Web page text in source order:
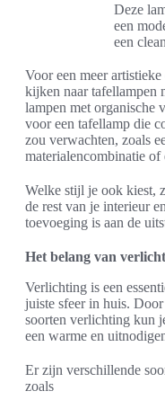
Deze
een
een
Voor een meer
kijken naar tafellampen
lampen met organische
voor een tafellamp die
zou verwachten, zoals
materialencombinatie
Welke stijl je ook kiest,
de rest van je interieur
toevoeging is aan de
Het belang van
Verlichting is een
juiste sfeer in huis.
soorten verlichting kun
een warme en
Er zijn verschillende
zoals